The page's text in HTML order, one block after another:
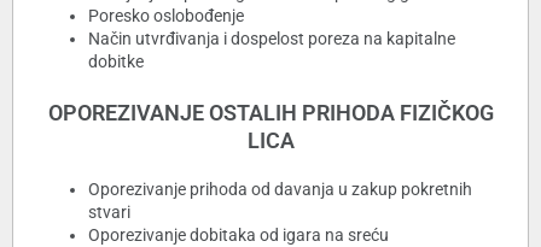
Poresko oslobođenje
Način utvrđivanja i dospelost poreza na kapitalne
dobitke
OPOREZIVANJE OSTALIH PRIHODA FIZIČKOG
LICA
Oporezivanje prihoda od davanja u zakup pokretnih
stvari
Oporezivanje dobitaka od igara na sreću